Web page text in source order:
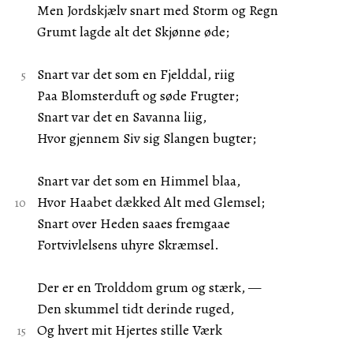
Men Jordskjælv snart med Storm og Regn
Grumt lagde alt det Skjønne øde;
Snart var det som en Fjelddal, riig
Paa Blomsterduft og søde Frugter;
Snart var det en Savanna liig,
Hvor gjennem Siv sig Slangen bugter;
Snart var det som en Himmel blaa,
Hvor Haabet dækked Alt med Glemsel;
Snart over Heden saaes fremgaae
Fortvivlelsens uhyre Skræmsel.
Der er en Trolddom grum og stærk, —
Den skummel tidt derinde ruged,
Og hvert mit Hjertes stille Værk